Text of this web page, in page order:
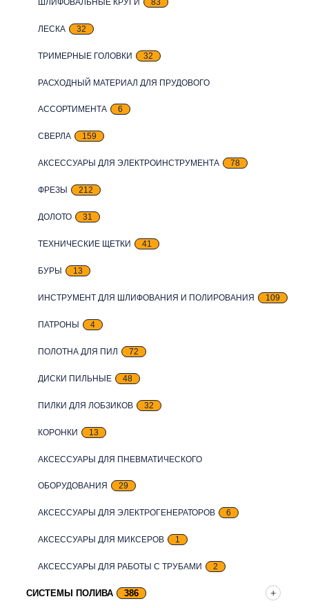
ЛЕСКА 32
ТРИМЕРНЫЕ ГОЛОВКИ 32
РАСХОДНЫЙ МАТЕРИАЛ ДЛЯ ПРУДОВОГО
АССОРТИМЕНТА 6
СВЕРЛА 159
АКСЕССУАРЫ ДЛЯ ЭЛЕКТРОИНСТРУМЕНТА 78
ФРЕЗЫ 212
ДОЛОТО 31
ТЕХНИЧЕСКИЕ ЩЕТКИ 41
БУРЫ 13
ИНСТРУМЕНТ ДЛЯ ШЛИФОВАНИЯ И ПОЛИРОВАНИЯ 109
ПАТРОНЫ 4
ПОЛОТНА ДЛЯ ПИЛ 72
ДИСКИ ПИЛЬНЫЕ 48
ПИЛКИ ДЛЯ ЛОБЗИКОВ 32
КОРОНКИ 13
АКСЕССУАРЫ ДЛЯ ПНЕВМАТИЧЕСКОГО
ОБОРУДОВАНИЯ 29
АКСЕССУАРЫ ДЛЯ ЭЛЕКТРОГЕНЕРАТОРОВ 6
АКСЕССУАРЫ ДЛЯ МИКСЕРОВ 1
АКСЕССУАРЫ ДЛЯ РАБОТЫ С ТРУБАМИ 2
СИСТЕМЫ ПОЛИВА 386